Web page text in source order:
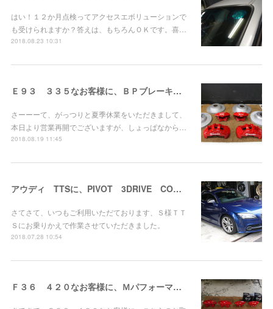
はい！１２か月点検ってアクセスエボリューションで
も受けられますか？答えは、もちろんＯＫです。喜…
2018.08.23 10:31
Ｅ９３ ３３５なお客様に、ＢＰブレーキお取り付け！
さーーーて、がっつりと夏季休業をいただきまして、
本日より営業再開でございますが、しょっぱなから…
2018.08.19 11:45
アウディ TTSに、PIVOT 3DRIVE COMPACTお取り付け。
さてさて、いつもご利用いただております、Ｓ様ＴＴ
Ｓにお乗りかえで作業させていただきました。
2018.07.28 10:54
Ｆ３６ ４２０なお客様に、Ｍパフォーマンスブレーキシステムお取り付け！